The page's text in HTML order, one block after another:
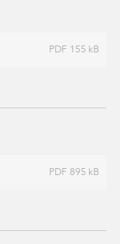
PDF 155 kB
PDF 895 kB